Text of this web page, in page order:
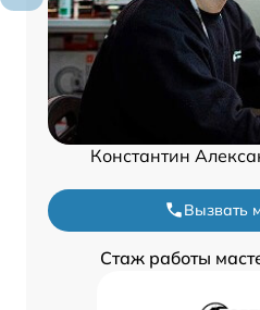
Константин
Вызвать
Стаж работы